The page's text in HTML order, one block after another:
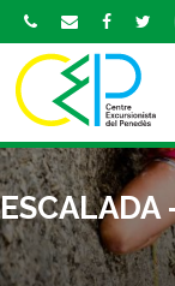
k
o
c
o
n
t
ESCALADA